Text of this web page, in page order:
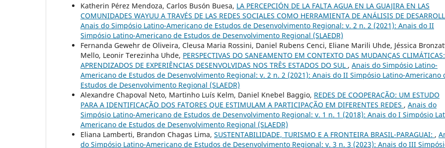
Katherin Pérez Mendoza, Carlos Busón Buesa, LA PERCEPCIÓN DE LA FALTA AGUA EN LA GUAJIRA EN LAS
COMUNIDADES WAYUU A TRAVÉS DE LAS REDES SOCIALES COMO HERRAMIENTA DE ANÁLISIS DE
Anais do Simpósio Latino-Americano de Estudos de Desenvolvimento Regional: v. 2 n. 2 (2021): Anais do II
Simpósio Latino-Americano de Estudos de Desenvolvimento Regional (SLAEDR)
Fernanda Gewehr de Oliveira, Cleusa Maria Rossini, Daniel Rubens Cenci, Eliane Marili Uhde, Jéssica
Mello, Leonir Terezinha Uhde, PERSPECTIVAS DO SANEAMENTO EM CONTEXTO DAS MUDANÇAS CLIMÁTICAS:
APRENDIZADOS DE EXPERIÊNCIAS DESENVOLVIDAS NOS TRÊS ESTADOS DO SUL , Anais do Simpósio Latino-
Americano de Estudos de Desenvolvimento Regional: v. 2 n. 2 (2021): Anais do II Simpósio Latino-Americano
Estudos de Desenvolvimento Regional (SLAEDR)
Alexandre Chapoval Neto, Martinho Luís Kelm, Daniel Knebel Baggio, REDES DE COOPERAÇÃO: UM ESTUDO
PARA A IDENTIFICAÇÃO DOS FATORES QUE ESTIMULAM A PARTICIPAÇÃO EM DIFERENTES REDES , Anais do
Simpósio Latino-Americano de Estudos de Desenvolvimento Regional: v. 1 n. 1 (2018): Anais do I Simpósio
Americano de Estudos de Desenvolvimento Regional (SLAEDR)
Eliana Lamberti, Brandon Chagas Lima, SUSTENTABILIDADE, TURISMO E A FRONTEIRA BRASIL-PARAGUAI: ,
do Simpósio Latino-Americano de Estudos de Desenvolvimento Regional: v. 3 n. 3 (2023): Anais do III